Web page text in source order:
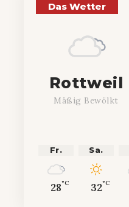
Das Wetter
Rottweil
Mäßig Bewölkt
Fr.
28°C
Sa.
32°C